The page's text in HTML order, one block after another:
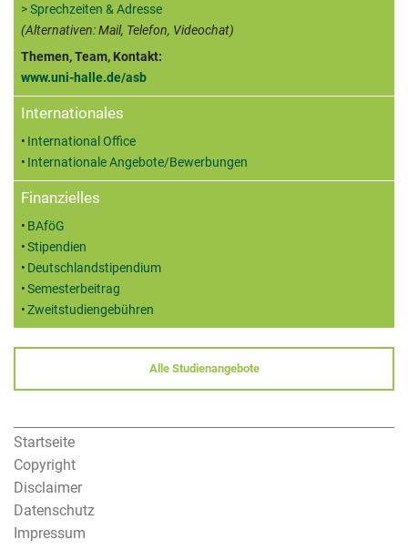
> Sprechzeiten & Adresse
(Alternativen: Mail, Telefon, Videochat)
Themen, Team, Kontakt:
www.uni-halle.de/asb
Internationales
International Office
Internationale Angebote/Bewerbungen
Finanzielles
BAföG
Stipendien
Deutschlandstipendium
Semesterbeitrag
Zweitstudiengebühren
Alle Studienangebote
Startseite
Copyright
Disclaimer
Datenschutz
Impressum